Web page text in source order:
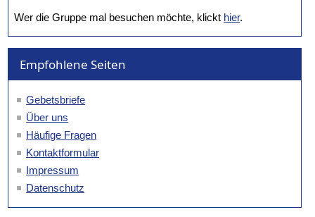
Wer die Gruppe mal besuchen möchte, klickt hier.
Empfohlene Seiten
Gebetsbriefe
Über uns
Häufige Fragen
Kontaktformular
Impressum
Datenschutz